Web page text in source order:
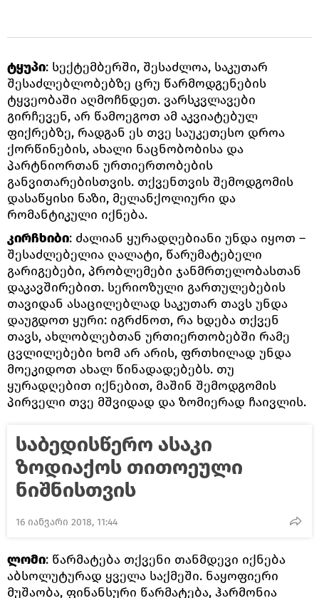
ტყუპი: სექტემბერში, შესაძლოა, საკუთარ
შესაძლებლობებზე ცრუ წარმოდგენების
ტყვეობაში აღმოჩნდეთ. ვარსკვლავები
გირჩევენ, არ წამოეგოთ ამ აკვიატებულ
ფიქრებზე, რადგან ეს თვე საუკეთესო დროა
ქორწინების, ახალი ნაცნობობისა და
პარტნიორთან ურთიერთობების
განვითარებისთვის. თქვენთვის შემოდგომის
დასაწყისი ნაზი, მელანქოლიური და
რომანტიკული იქნება.
კირჩხიბი: ძალიან ყურადღებიანი უნდა იყოთ –
შესაძლებელია ღალატი, წარუმატებელი
გარიგებები, პრობლემები ჯანმრთელობასთან
დაკავშირებით. სერიოზული გართულებების
თავიდან ასაცილებლად საკუთარ თავს უნდა
დაუგდოთ ყური: იგრძნოთ, რა ხდება თქვენ
თავს, ახლობლებთან ურთიერთობებში რამე
ცვლილებები ხომ არ არის, ფრთხილად უნდა
მოეკიდოთ ახალ წინადადებებს. თუ
ყურადღებით იქნებით, მაშინ შემოდგომის
პირველი თვე მშვიდად და ზომიერად ჩაივლის.
საბედისწერო ასაკი
ზოდიაქოს თითოეული
ნიშნისთვის
16 იანვარი 2018, 11:44
ლომი: წარმატება თქვენი თანმდევი იქნება
აბსოლუტურად ყველა საქმეში. ნაყოფიერი
მუშაობა, ფინანსური წარმატება, ჰარმონია